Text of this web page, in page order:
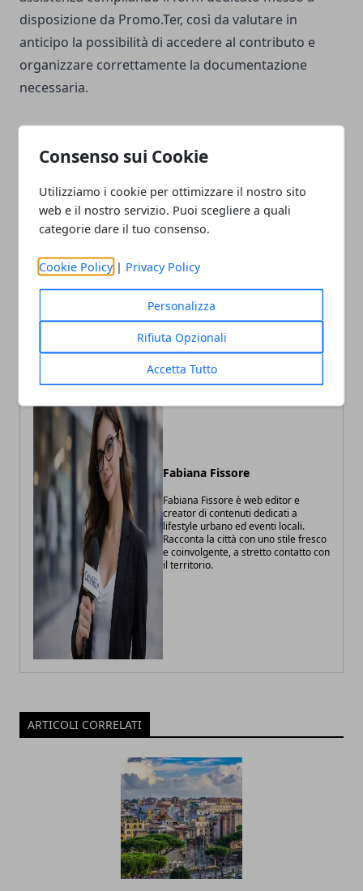
Consenso sui Cookie
Utilizziamo i cookie per ottimizzare il nostro sito
web e il nostro servizio. Puoi scegliere a quali
categorie dare il tuo consenso.
Cookie Policy | Privacy Policy
Personalizza
Rifiuta Opzionali
Accetta Tutto
disposizione da Promo.Ter, così da valutare in
anticipo la possibilità di accedere al contributo e
organizzare correttamente la documentazione
necessaria.
FacebookTwitterWhatsapp
Sapienza, nuovo metodo
per tracciare le migrazioni
Roma, colpo allo spaccio
tra auto, parchi e case
Fabiana Fissore
Fabiana Fissore è web editor e
creator di contenuti dedicati a
lifestyle urbano ed eventi locali.
Racconta la città con uno stile fresco
e coinvolgente, a stretto contatto con
il territorio.
ARTICOLI CORRELATI